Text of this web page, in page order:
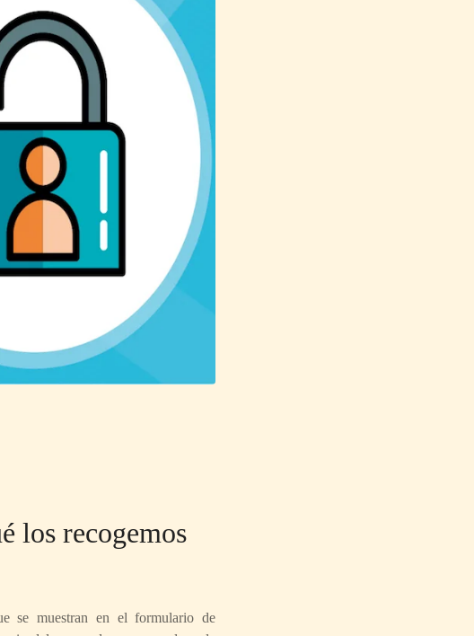
los recogemos
se muestran en el formulario de